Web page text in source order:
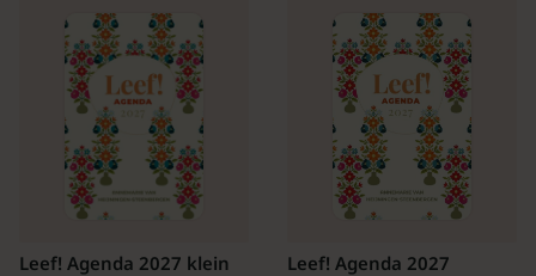
Leef! Agenda 2027 klein
Leef! Agenda 2027